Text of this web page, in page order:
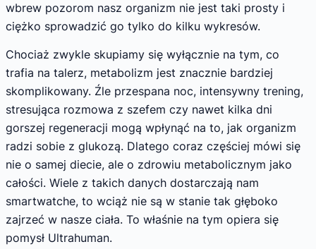
wbrew pozorom nasz organizm nie jest taki prosty i
ciężko sprowadzić go tylko do kilku wykresów.
Chociaż zwykle skupiamy się wyłącznie na tym, co
trafia na talerz, metabolizm jest znacznie bardziej
skomplikowany. Źle przespana noc, intensywny trening,
stresująca rozmowa z szefem czy nawet kilka dni
gorszej regeneracji mogą wpłynąć na to, jak organizm
radzi sobie z glukozą. Dlatego coraz częściej mówi się
nie o samej diecie, ale o zdrowiu metabolicznym jako
całości. Wiele z takich danych dostarczają nam
smartwatche, to wciąż nie są w stanie tak głęboko
zajrzeć w nasze ciała. To właśnie na tym opiera się
pomysł Ultrahuman.